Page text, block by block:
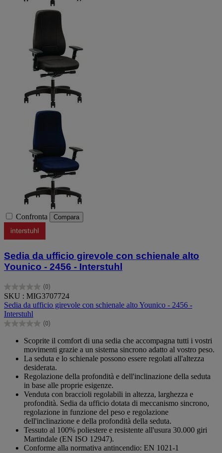
Confronta Compara
Sedia da ufficio girevole con schienale alto
Younico - 2456 - Interstuhl
(0)
0.0
su
5
stelle.
SKU : MIG3707724
Sedia da ufficio girevole con schienale alto Younico - 2456 -
Interstuhl
(0)
0.0
Scoprite il comfort di una sedia che accompagna tutti i vostri
movimenti grazie a un sistema sincrono adatto al vostro peso.
La seduta e lo schienale possono essere regolati all'altezza
desiderata.
Regolazione della profondità e dell'inclinazione della seduta
in base alle proprie esigenze.
Venduta con braccioli regolabili in altezza, larghezza e
profondità. Sedia da ufficio dotata di meccanismo sincrono,
regolazione in funzione del peso e regolazione
dell'inclinazione e della profondità della seduta.
Tessuto al 100% poliestere e resistente all'usura 30.000 giri
Martindale (EN ISO 12947).
Conforme alla normativa antincendio: EN 1021-1